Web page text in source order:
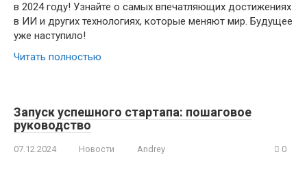
в 2024 году! Узнайте о самых впечатляющих достижениях
в ИИ и других технологиях, которые меняют мир. Будущее
уже наступило!
Читать полностью
Запуск успешного стартапа: пошаговое
руководство
07.12.2024 Новости Andrey 0